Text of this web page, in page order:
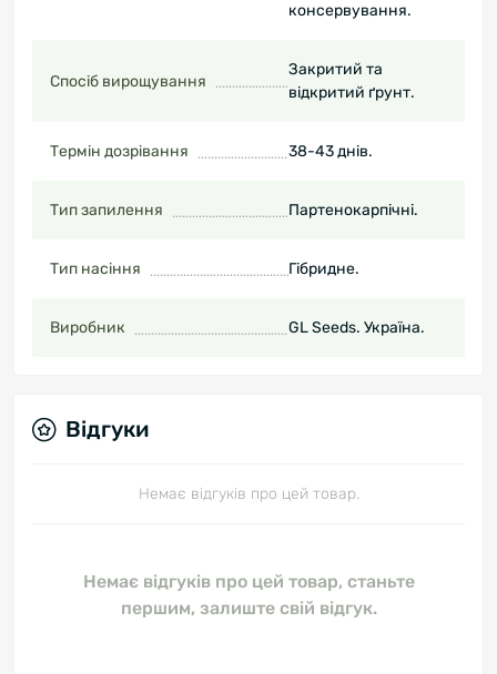
консервування.
Спосіб вирощування
Закритий та
відкритий ґрунт.
Термін дозрівання 38-43 днів.
Тип запилення Партенокарпічні.
Тип насіння Гібридне.
Виробник GL Seeds. Україна.
Відгуки
Немає відгуків про цей товар.
Немає відгуків про цей товар, станьте
першим, залиште свій відгук.